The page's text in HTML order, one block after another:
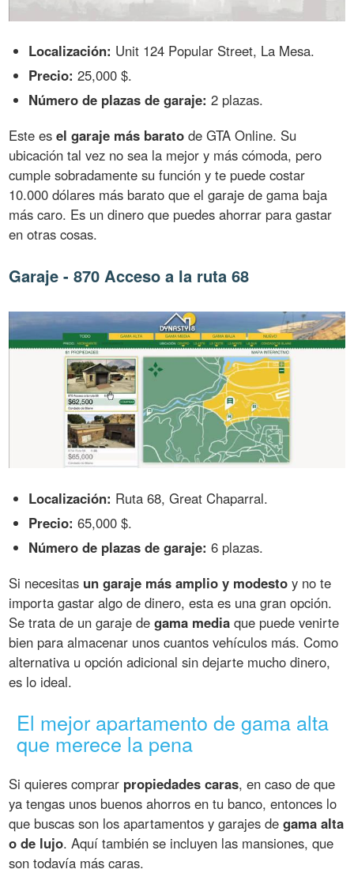
Localización: Unit 124 Popular Street, La Mesa.
Precio: 25,000 $.
Número de plazas de garaje: 2 plazas.
Este esel garaje más barato de GTA Online. Su
ubicación tal vez no sea la mejor y más cómoda, pero
cumple sobradamente su función y te puede costar
10.000 dólares más barato que el garaje de gama baja
más caro. Es un dinero que puedes ahorrar para gastar
en otras cosas.
Garaje - 870 Acceso a la ruta 68
Localización: Ruta 68, Great Chaparral.
Precio: 65,000 $.
Número de plazas de garaje: 6 plazas.
Si necesitas un garaje más amplio y modesto y no te
importa gastar algo de dinero, esta es una gran opción.
Se trata de un garaje degama media que puede venirte
bien para almacenar unos cuantos vehículos más. Como
alternativa u opción adicional sin dejarte mucho dinero,
es lo ideal.
El mejor apartamento de gama alta
que merece la pena
Si quieres comprar propiedades caras, en caso de que
ya tengas unos buenos ahorros en tu banco, entonces lo
que buscas son los apartamentos y garajes degama alta
o de lujo. Aquí también se incluyen las mansiones, que
son todavía más caras.